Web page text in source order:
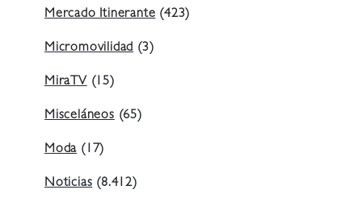
Mercado Itinerante (423)
Micromovilidad (3)
MiraTV (15)
Misceláneos (65)
Moda (17)
Noticias (8.412)